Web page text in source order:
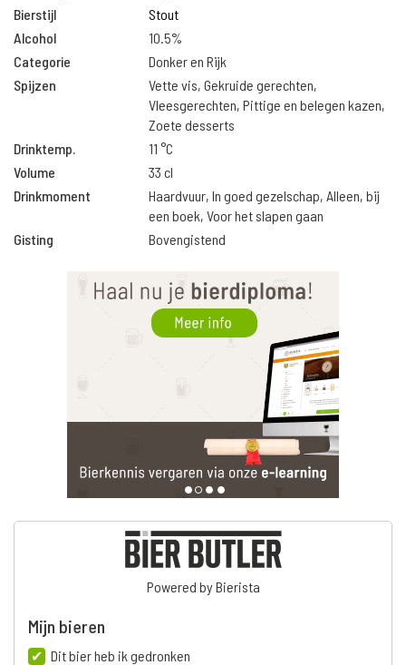
Bierstijl
Stout
Alcohol
10.5%
Categorie
Donker en Rijk
Spijzen
Vette vis, Gekruide gerechten,
Vleesgerechten, Pittige en belegen kazen,
Zoete desserts
Drinktemp.
11 °C
Volume
33 cl
Drinkmoment
Haardvuur, In goed gezelschap, Alleen, bij
een boek, Voor het slapen gaan
Gisting
Bovengistend
Powered by Bierista
Mijn bieren
Dit bier heb ik gedronken